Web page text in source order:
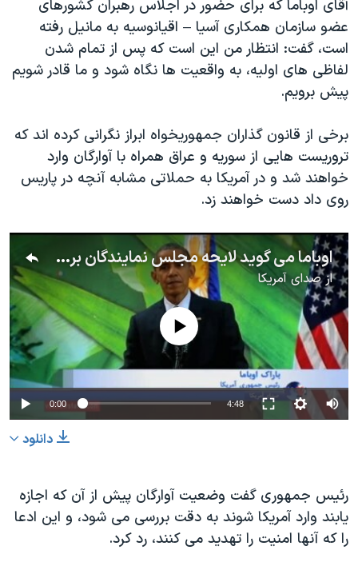
اسرائیل در جنگ
نرگس محمدی برنده جایزه نوبل صلح
همایش محافظه‌کاران آمریکا «سی‌پک»
سفر پرزیدنت ترامپ به چین
آقای اوباما که برای حضور در اجلاس رهبران کشورهای
عضو سازمان همکاری آسیا – اقیانوسیه به مانیل رفته
است، گفت: انتظار من این است که پس از تمام شدن
لفاظی های اولیه، به واقعیت ها نگاه شود و ما قادر شویم
پیش برویم.
برخی از قانون گذاران جمهوریخواه ابراز نگرانی کرده اند که
تروریست هایی از سوریه و عراق همراه با آوارگان وارد
خواهند شد و در آمریکا به حملاتی مشابه آنچه در پاریس
روی داد دست خواهند زد.
اوباما می گوید لایحه مجلس نمایندگان برای جلوگیری از ورود آوارگان سوری را وتو خواهد کرد
ازصدای آمریکا
No media source currently available
0:00 4:48
دانلود
رئیس جمهوری گفت وضعیت آوارگان پیش از آن که اجازه
یابند وارد آمریکا شوند به دقت بررسی می شود، و این ادعا
را که آنها امنیت را تهدید می کنند، رد کرد.